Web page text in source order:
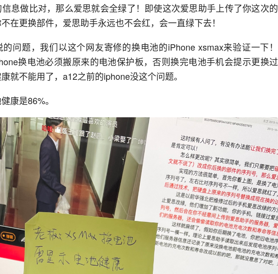
息做比对，那么爱思就会全绿了！即使这次爱思助手上传了你这次的
在更换部件，爱思助手永远也不会红，会一直绿下去！
问题，我们以这个网友寄修的换电池的iPhone xsmax来验证一下！
换电池必须搬原来的电池保护板，否则换完电池手机会提示更换过
就不能用了，a12之前的iphone没这个问题。
康是86%。